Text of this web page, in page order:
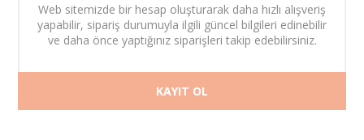
Web sitemizde bir hesap oluşturarak daha hızlı alışveriş
yapabilir, sipariş durumuyla ilgili güncel bilgileri edinebilir
ve daha önce yaptığınız siparişleri takip edebilirsiniz.